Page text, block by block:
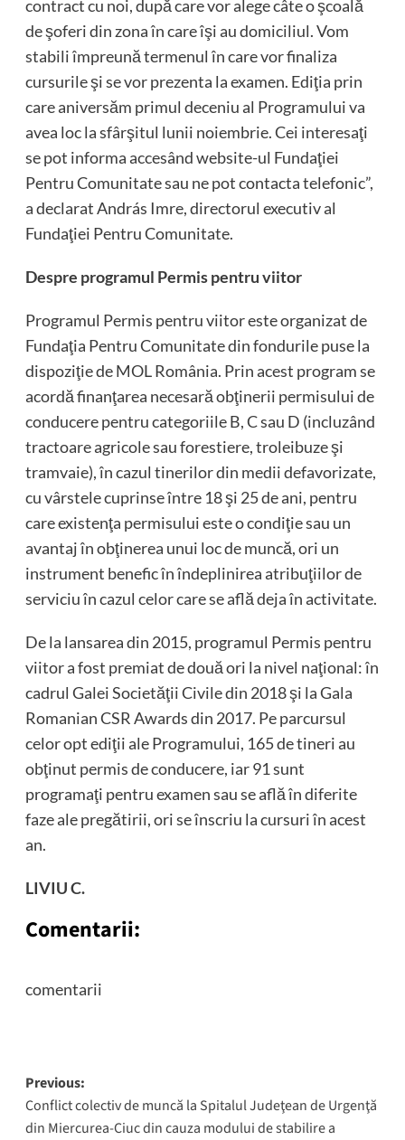
contract cu noi, după care vor alege câte o şcoală
de şoferi din zona în care îşi au domiciliul. Vom
stabili împreună termenul în care vor finaliza
cursurile şi se vor prezenta la examen. Ediţia prin
care aniversăm primul deceniu al Programului va
avea loc la sfârşitul lunii noiembrie. Cei interesaţi
se pot informa accesând website-ul Fundaţiei
Pentru Comunitate sau ne pot contacta telefonic”,
a declarat András Imre, directorul executiv al
Fundaţiei Pentru Comunitate.
Despre programul Permis pentru viitor
Programul Permis pentru viitor este organizat de
Fundaţia Pentru Comunitate din fondurile puse la
dispoziţie de MOL România. Prin acest program se
acordă finanţarea necesară obţinerii permisului de
conducere pentru categoriile B, C sau D (incluzând
tractoare agricole sau forestiere, troleibuze şi
tramvaie), în cazul tinerilor din medii defavorizate,
cu vârstele cuprinse între 18 şi 25 de ani, pentru
care existenţa permisului este o condiţie sau un
avantaj în obţinerea unui loc de muncă, ori un
instrument benefic în îndeplinirea atribuţiilor de
serviciu în cazul celor care se află deja în activitate.
De la lansarea din 2015, programul Permis pentru
viitor a fost premiat de două ori la nivel naţional: în
cadrul Galei Societăţii Civile din 2018 şi la Gala
Romanian CSR Awards din 2017. Pe parcursul
celor opt ediţii ale Programului, 165 de tineri au
obţinut permis de conducere, iar 91 sunt
programaţi pentru examen sau se află în diferite
faze ale pregătirii, ori se înscriu la cursuri în acest
an.
LIVIU C.
Comentarii:
comentarii
Post
navigation
Previous:
Conflict colectiv de muncă la Spitalul Judeţean de Urgenţă
din Miercurea-Ciuc din cauza modului de stabilire a